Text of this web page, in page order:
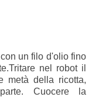
un filo d'olio fino
nel robot il
metà della ricotta,
Cuocere la